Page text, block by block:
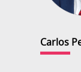
Carlos